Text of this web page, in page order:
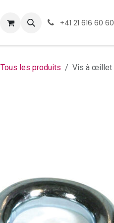
+41 21 616 60 60
Tous les produits Vis à œillet